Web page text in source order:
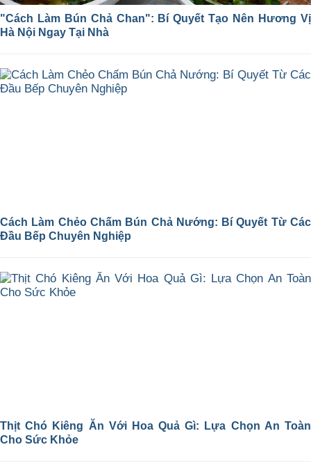
"Cách Làm Bún Chả Chan": Bí Quyết Tạo Nên Hương Vị
Hà Nội Ngay Tại Nhà
Cách Làm Chẻo Chấm Bún Chả Nướng: Bí Quyết Từ Các
Đầu Bếp Chuyên Nghiệp
Thịt Chó Kiêng Ăn Với Hoa Quả Gì: Lựa Chọn An Toàn
Cho Sức Khỏe